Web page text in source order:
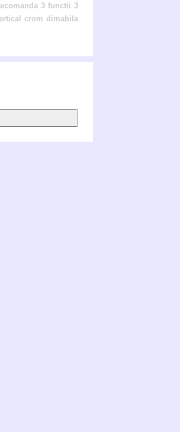
3 functii 3
crom dimabila